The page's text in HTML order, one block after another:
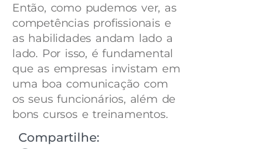
Então, como pudemos ver, as
competências profissionais e
as habilidades andam lado a
lado. Por isso, é fundamental
que as empresas invistam em
uma boa comunicação com
os seus funcionários, além de
bons cursos e treinamentos.
Compartilhe: